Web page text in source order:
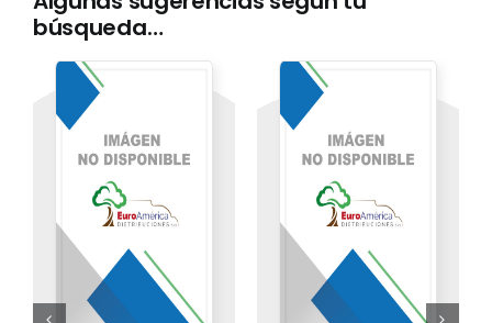
búsqueda…